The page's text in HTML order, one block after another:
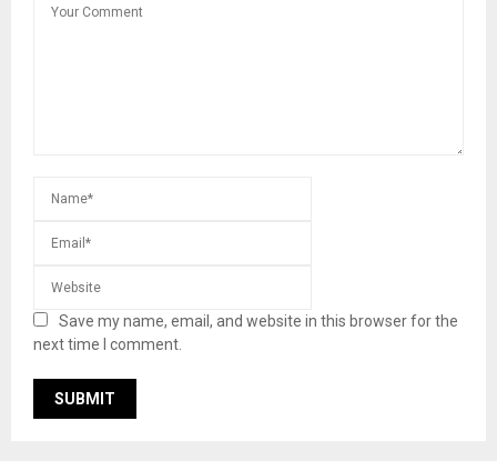
Save my name, email, and website in this browser for the
next time I comment.